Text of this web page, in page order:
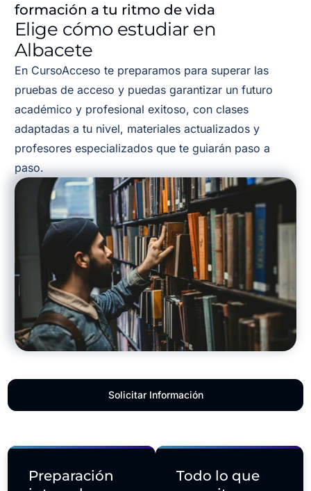
formación a tu ritmo de vida
Elige cómo estudiar en
Albacete
En CursoAcceso te preparamos para superar las
pruebas de acceso y puedas garantizar un futuro
académico y profesional exitoso, con clases
adaptadas a tu nivel, materiales actualizados y
profesores especializados que te guiarán paso a
paso.
Preparación
Todo lo que
Solicitar Información